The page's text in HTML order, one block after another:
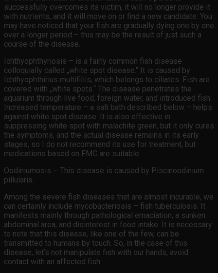
successfully overcomes its victim, it will no longer provide it
with nutrients, and it will move on or find a new candidate. You
may have noticed that your fish are gradually dying one by one
over a longer period – this may be the result of just such a
course of the disease.
Ichthyophthyriosis – is a fairly common fish disease
colloquially called „white spot disease.“ It is caused by
Ichthyophthirius multifiliis, which belongs to ciliates. Fish are
covered with „white spots.“ The disease penetrates the
aquarium through live food, foreign water, and introduced fish.
Increased temperature – a salt bath described below – helps
against white spot disease. It is also effective in
suppressing white spot with malachite green, but it only cures
the symptoms, and the actual disease remains in its early
stages, so I do not recommend its use for treatment, but
medications based on FMC are suitable.
Oodiniumosis – This disease is caused by Piscinoodinium
pillularis.
Among the severe fish diseases that are almost incurable, we
can certainly include mycobacteriosis – fish tuberculosis. It
manifests mainly through pathological emaciation, a sunken
abdominal area, and disinterest in food intake. It is necessary
to note that this disease, like one of the few, can be
transmitted to humans by touch. So, in the case of this
disease, let’s not manipulate fish with our hands, avoid
contact with an affected fish.